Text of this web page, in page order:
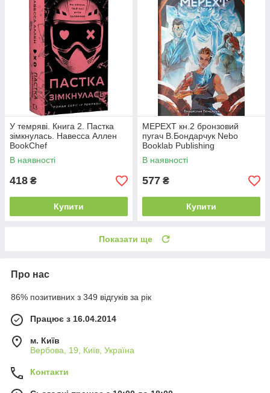
У темряві. Книга 2. Пастка
зімкнулась. Навесса Аллен
BookChef
В наявності
418 ₴
Купити
МЕРЕХТ кн.2 бронзовий
пугач В.Бондарчук Nebo
Booklab Publishing
В наявності
577 ₴
Купити
Показати ще
Про нас
86% позитивних з 349 відгуків за рік
Працює з 16.04.2014
м. Київ
Вербова, 19, Київ, Україна
Контакти